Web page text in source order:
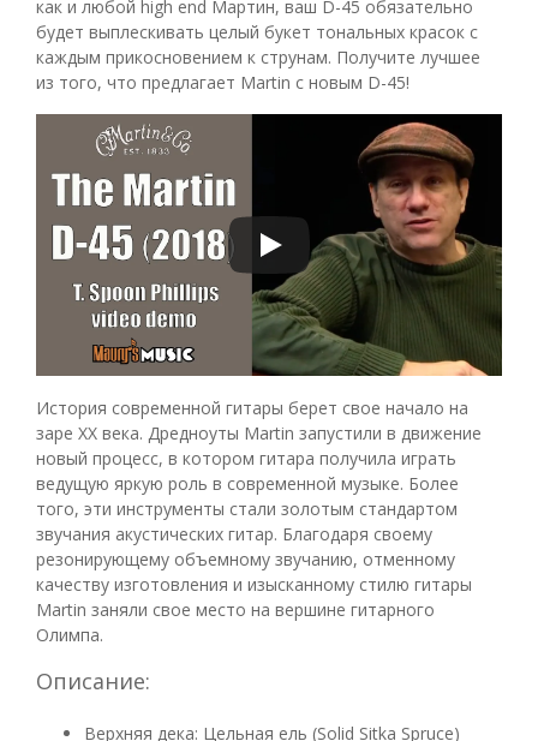
как и любой high end Мартин, ваш D-45 обязательно
будет выплескивать целый букет тональных красок с
каждым прикосновением к струнам. Получите лучшее
из того, что предлагает Martin с новым D-45!
История современной гитары берет свое начало на
заре XX века. Дредноуты Martin запустили в движение
новый процесс, в котором гитара получила играть
ведущую яркую роль в современной музыке. Более
того, эти инструменты стали золотым стандартом
звучания акустических гитар. Благодаря своему
резонирующему объемному звучанию, отменному
качеству изготовления и изысканному стилю гитары
Martin заняли свое место на вершине гитарного
Олимпа.
Описание:
Верхняя дека: Цельная ель (Solid Sitka Spruce)